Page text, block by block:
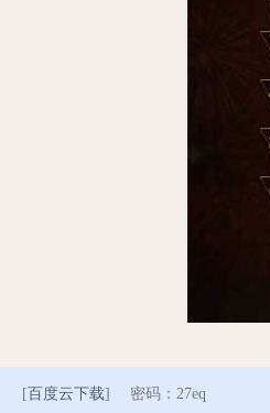
[ 百度云下载] 密码：27eq